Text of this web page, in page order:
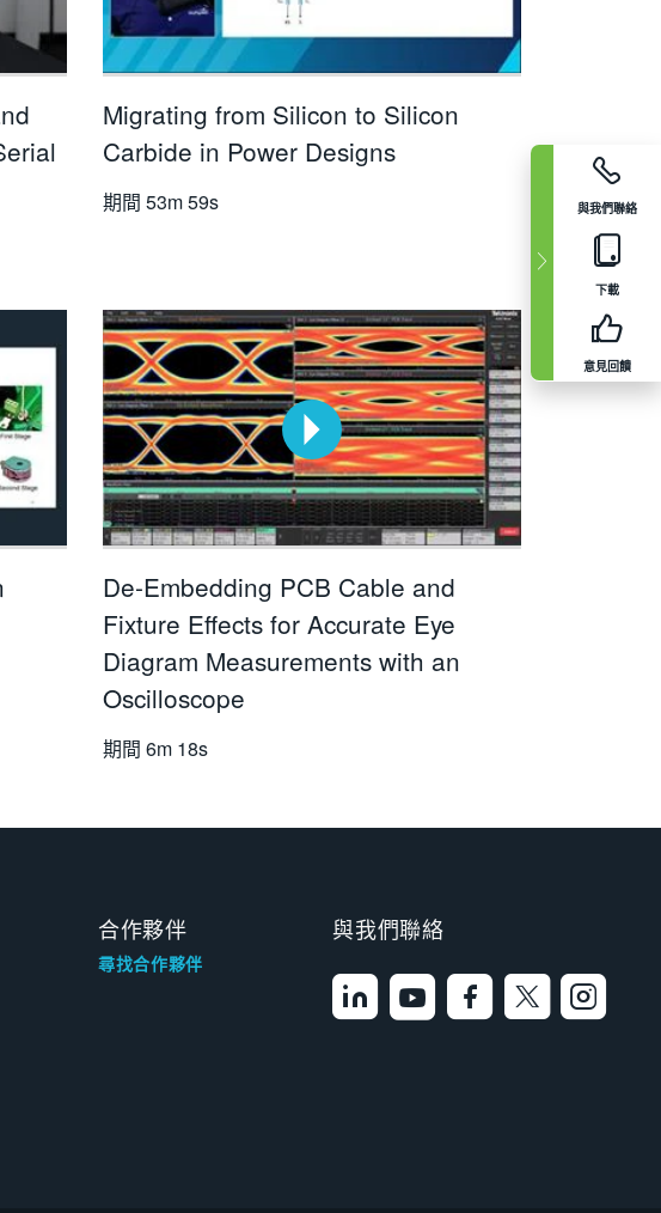
與我們聯絡
下載
意見回饋
Migrating from Silicon to Silicon
Carbide in Power Designs
期間 53m 59s
De-Embedding PCB Cable and
Fixture Effects for Accurate Eye
Diagram Measurements with an
Oscilloscope
期間 6m 18s
合作夥伴
尋找合作夥伴
與我們聯絡